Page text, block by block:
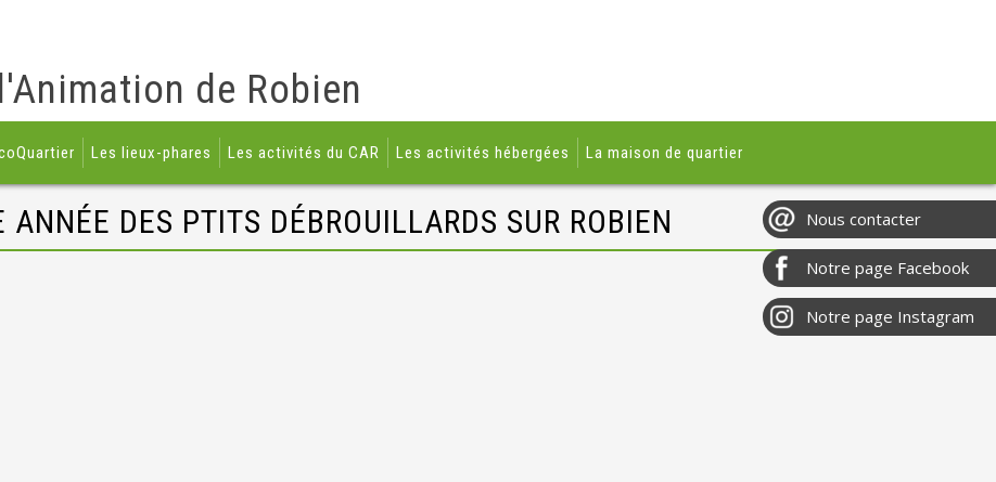
de Robien
Les lieux-phares Les activités du CAR Les activités hébergées La maison de quartier
ANNÉE DES PTITS DÉBROUILLARDS SUR ROBIEN